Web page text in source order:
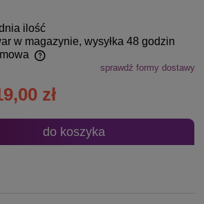
ilość
w magazynie, wysyłka 48 godzin
kosztów płatnościsprawdź formy dostawy
zł
do koszyka